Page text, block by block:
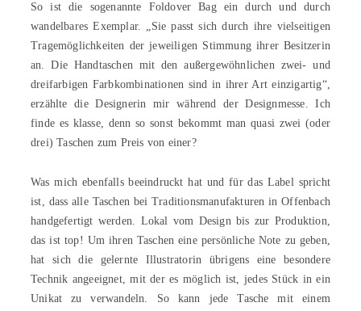
So ist die sogenannte Foldover Bag ein durch und durch
wandelbares Exemplar. „Sie passt sich durch ihre vielseitigen
Tragemöglichkeiten der jeweiligen Stimmung ihrer Besitzerin
an. Die Handtaschen mit den außergewöhnlichen zwei- und
dreifarbigen Farbkombinationen sind in ihrer Art einzigartig“,
erzählte die Designerin mir während der Designmesse. Ich
finde es klasse, denn so sonst bekommt man quasi zwei (oder
drei) Taschen zum Preis von einer?
Was mich ebenfalls beeindruckt hat und für das Label spricht
ist, dass alle Taschen bei Traditionsmanufakturen in Offenbach
handgefertigt werden. Lokal vom Design bis zur Produktion,
das ist top! Um ihren Taschen eine persönliche Note zu geben,
hat sich die gelernte Illustratorin übrigens eine besondere
Technik angeeignet, mit der es möglich ist, jedes Stück in ein
Unikat zu verwandeln. So kann jede Tasche mit einem